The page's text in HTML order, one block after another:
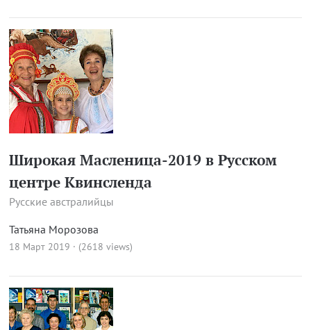
Широкая Масленица-2019 в Русском
центре Квинсленда
Русские австралийцы
Татьяна Морозова
18 Март 2019 · (2618 views)